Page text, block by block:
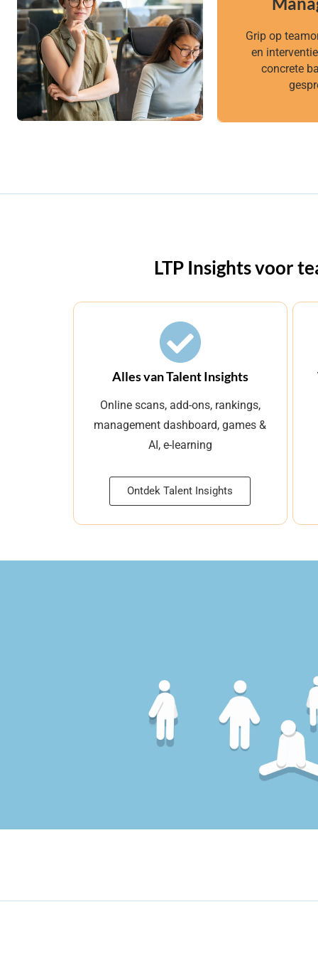
Grip op
en
concrete
Grip op
en
concrete
LTP Insights voor
Alles van Talent Insights
Online scans, add-ons, rankings,
management dashboard, games &
AI, e-learning
Ontdek Talent Insights